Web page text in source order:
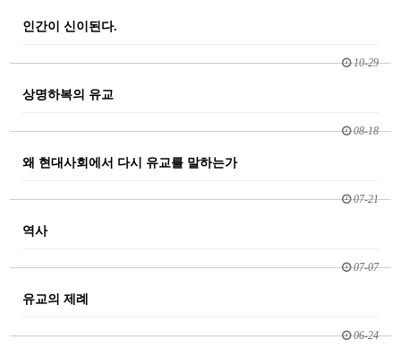
인간이 신이된다.
10-29
상명하복의 유교
08-18
왜 현대사회에서 다시 유교를 말하는가
07-21
역사
07-07
유교의 제례
06-24